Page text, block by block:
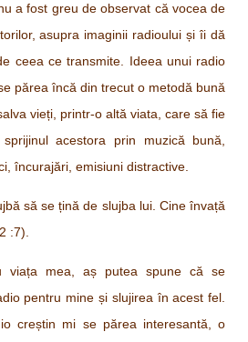
a fost greu de observat că vocea de
asupra imaginii radioului și îi dă
ceea ce transmite. Ideea unui radio
părea încă din trecut o metodă bună
vieți, printr-o altă viata, care să fie
acestora prin muzică bună,
încurajări, emisiuni distractive.
să se țină de slujba lui. Cine învață
:7).
viața mea, aș putea spune că se
pentru mine și slujirea în acest fel.
creștin mi se părea interesantă, o